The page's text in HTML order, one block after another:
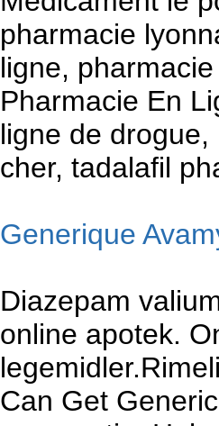
pharmacie
ligne,
Pharmacie En
ligne de
cher, tadalafil
Generique
Diazepam
online apotek.
Can Get